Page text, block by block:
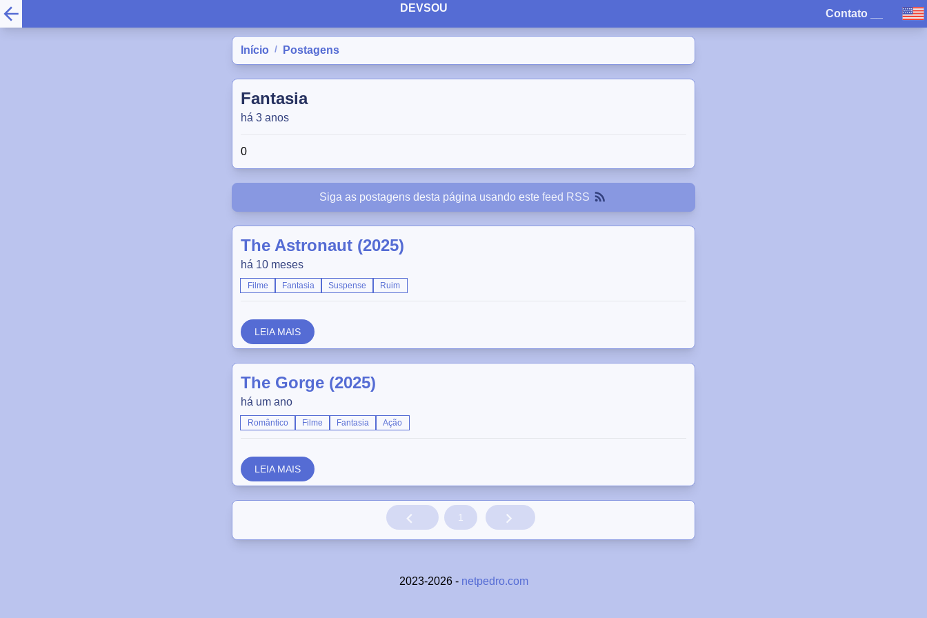
DEVSOU Contato
Início / Postagens
Fantasia
há 3 anos
0
Siga as postagens desta página usando este feed RSS
The Astronaut (2025)
há 10 meses
Filme Fantasia Suspense Ruim
LEIA MAIS
The Gorge (2025)
há um ano
Romântico Filme Fantasia Ação
LEIA MAIS
1
2023-2026 - netpedro.com